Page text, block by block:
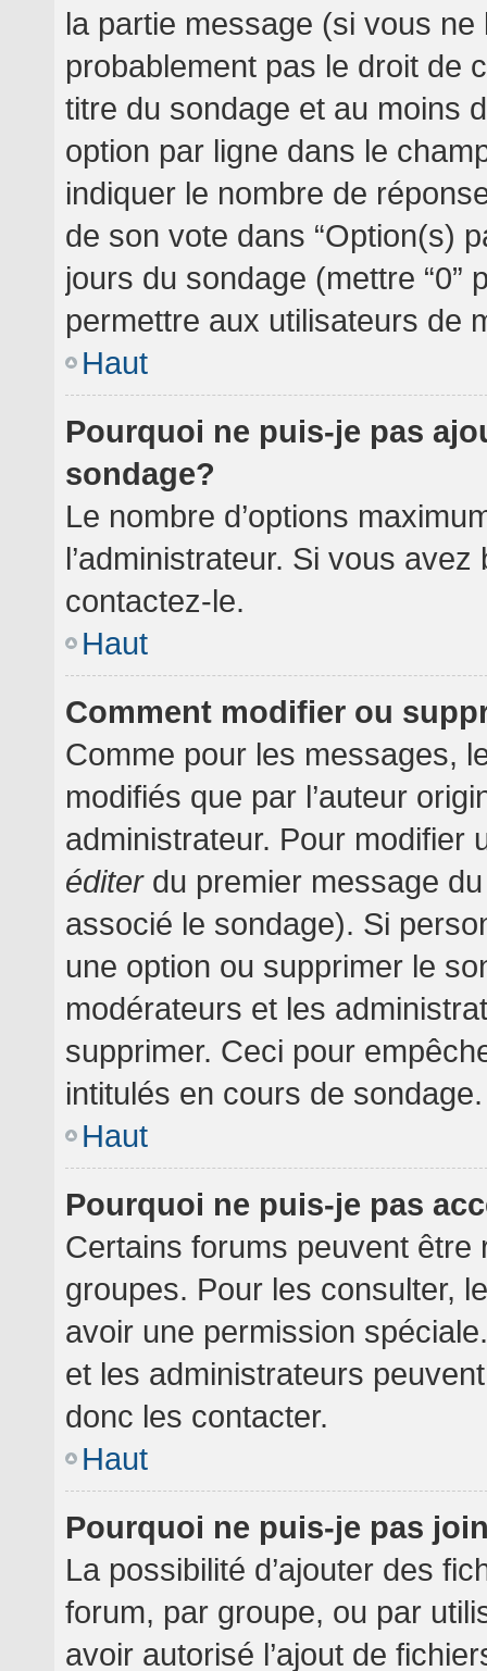
la partie message (si vous ne
probablement pas le droit de
titre du sondage et au moins
option par ligne dans le
indiquer le nombre de
de son vote dans “Option(s)
jours du sondage (mettre “0”
permettre aux utilisateurs de
Haut
Pourquoi ne puis-je pas
sondage?
Le nombre d’options
l’administrateur. Si vous
contactez-le.
Haut
Comment modifier ou
Comme pour les messages,
modifiés que par l’auteur
administrateur. Pour modifier
éditerdu premier message
associé le sondage). Si
une option ou supprimer le
modérateurs et les
supprimer. Ceci pour
intitulés en cours de sondage.
Haut
Pourquoi ne puis-je pas
Certains forums peuvent
groupes. Pour les consulter,
avoir une permission
et les administrateurs
donc les contacter.
Haut
Pourquoi ne puis-je pas
La possibilité d’ajouter des
forum, par groupe, ou par
avoir autorisé l’ajout de